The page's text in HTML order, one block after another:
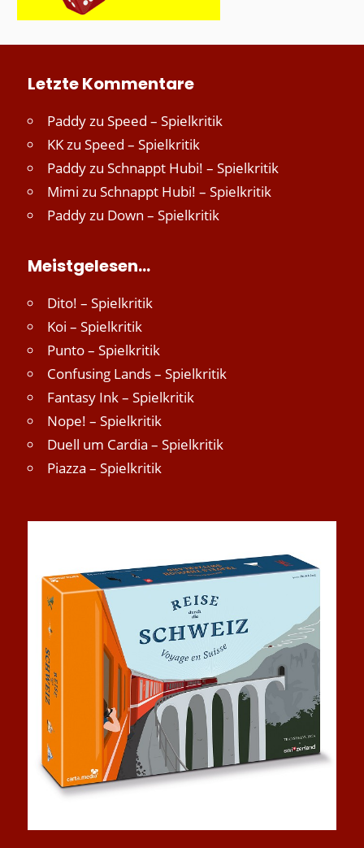
Letzte Kommentare
Paddy zu Speed – Spielkritik
KK zu Speed – Spielkritik
Paddy zu Schnappt Hubi! – Spielkritik
Mimi zu Schnappt Hubi! – Spielkritik
Paddy zu Down – Spielkritik
Meistgelesen…
Dito! – Spielkritik
Koi – Spielkritik
Punto – Spielkritik
Confusing Lands – Spielkritik
Fantasy Ink – Spielkritik
Nope! – Spielkritik
Duell um Cardia – Spielkritik
Piazza – Spielkritik